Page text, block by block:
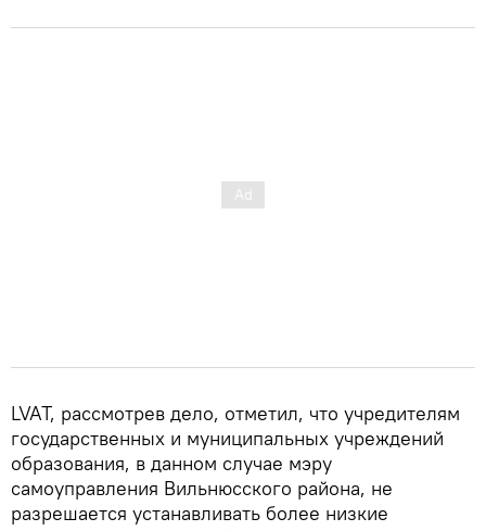
LVAT, рассмотрев дело, отметил, что учредителям
государственных и муниципальных учреждений
образования, в данном случае мэру
самоуправления Вильнюсского района, не
разрешается устанавливать более низкие